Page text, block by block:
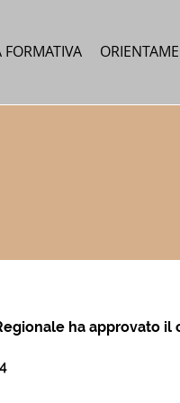
FORMATIVA
ha approvato il